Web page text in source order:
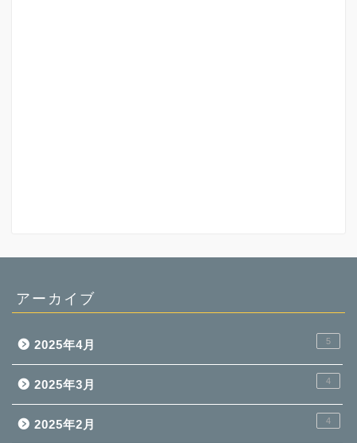
アーカイブ
2025年4月 5
2025年3月 4
2025年2月 4